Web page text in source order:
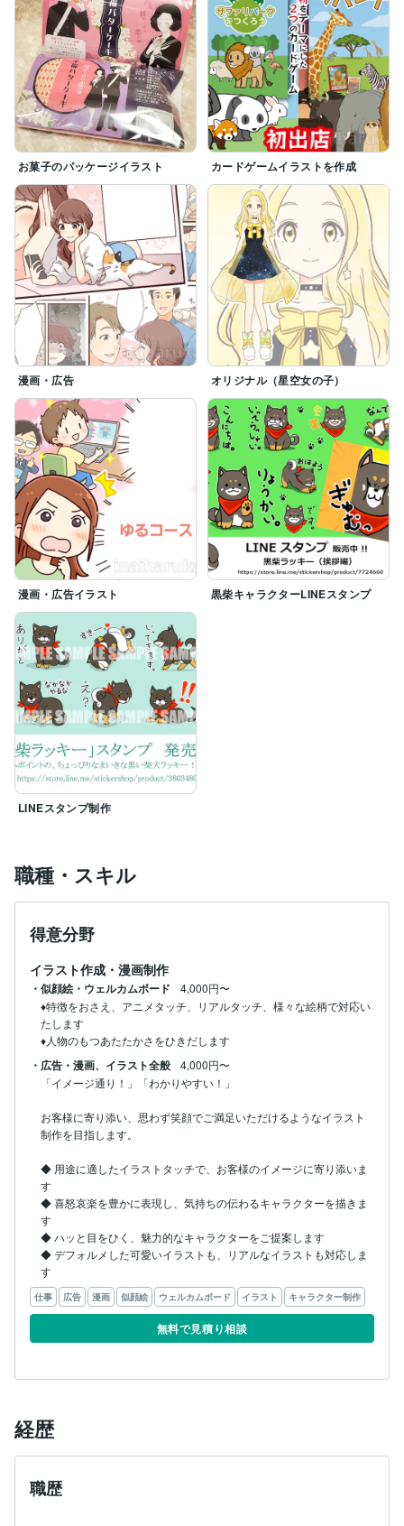
お菓子のパッケージイラスト カードゲームイラストを作成
漫画・広告 オリジナル（星空女の子）
漫画・広告イラスト 黒柴キャラクターLINEスタンプ
LINEスタンプ制作
職種・スキル
得意分野
イラスト作成・漫画制作
・似顔絵・ウェルカムボード
4,000円〜
♦特徴をおさえ、アニメタッチ、リアルタッチ、様々な絵柄で対応い
たします
・広告・漫画、イラスト全般
4,000円〜
「イメージ通り！」「わかりやすい！」
お客様に寄り添い、思わず笑顔でご満足いただけるようなイラスト
制作を目指します。
◆ 用途に適したイラストタッチで、お客様のイメージに寄り添いま
す
◆ 喜怒哀楽を豊かに表現し、気持ちの伝わるキャラクターを描きま
す
◆ ハッと目をひく、魅力的なキャラクターをご提案します
◆ デフォルメした可愛いイラストも、リアルなイラストも対応しま
す
仕事 広告 漫画 似顔絵 ウェルカムボード イラスト キャラクター制作
無料で見積り相談
経歴
職歴